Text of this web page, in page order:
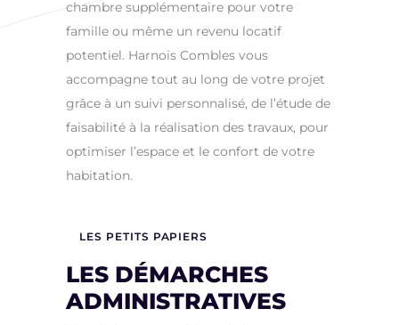
chambre supplémentaire pour votre
famille ou même un revenu locatif
potentiel. Harnois Combles vous
accompagne tout au long de votre projet
grâce à un suivi personnalisé, de l’étude de
faisabilité à la réalisation des travaux, pour
optimiser l’espace et le confort de votre
habitation.
LES PETITS PAPIERS
LES DÉMARCHES
ADMINISTRATIVES